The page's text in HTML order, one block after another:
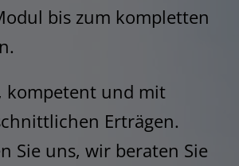
bis zum kompletten
kompetent und mit
Erträgen.
Sie uns, wir beraten Sie